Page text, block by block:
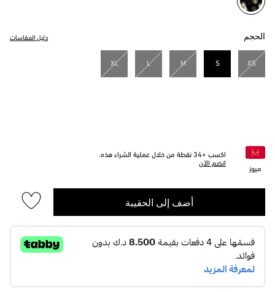
مختار
الحجم دليل المقاسات
XS
S
M
L
XL
ميوز
اكسب +34 نقطة من خلال عملية الشراء هذه.
انضم الآن
أضف إلى الحقيبة